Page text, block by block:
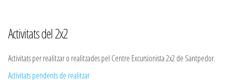
Activitats del 2x2
Activitats per realitzar o realitzades pel Centre Excursionista 2x2 de Santpedor.
Activitats pendents de realitzar